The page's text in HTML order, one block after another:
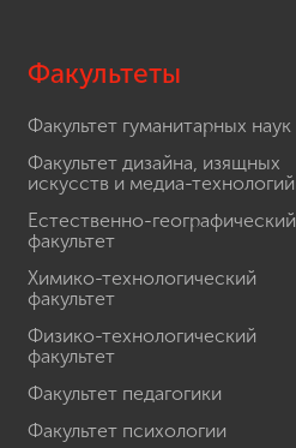
Факультеты
Факультет гуманитарных наук
Факультет дизайна, изящных
искусств и медиа-технологий
Естественно-географический
факультет
Химико-технологический
факультет
Физико-технологический
факультет
Факультет педагогики
Факультет психологии